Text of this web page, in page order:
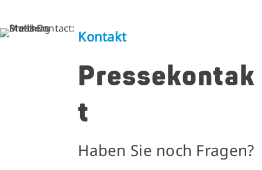
Kontakt
Pressekontak
t
Haben Sie noch Fragen?